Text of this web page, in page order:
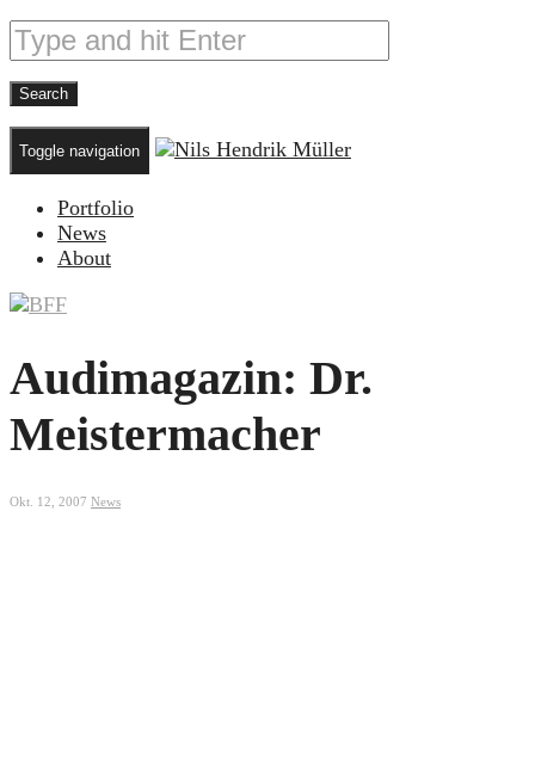
Toggle navigation
Portfolio
News
About
Audimagazin: Dr.
Meistermacher
Okt. 12, 2007 News